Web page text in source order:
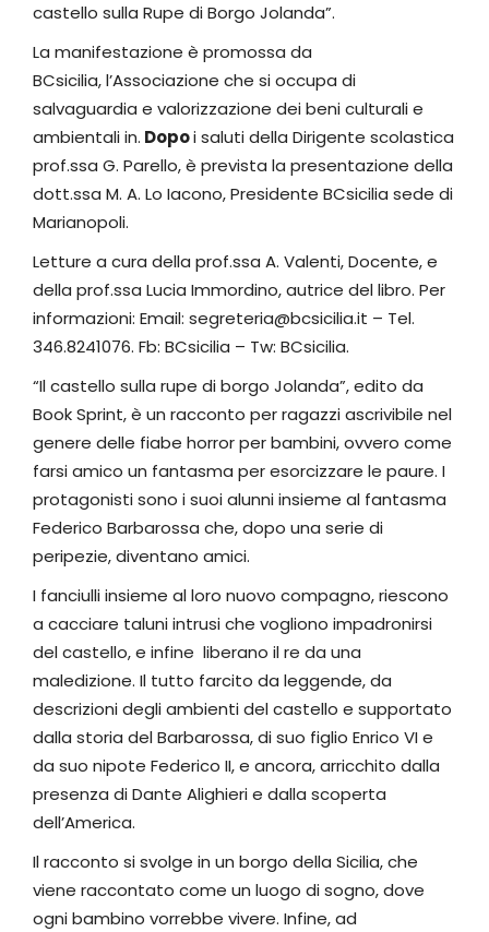
castello sulla Rupe di Borgo Jolanda”.
La manifestazione è promossa da
BCsicilia, l’Associazione che si occupa di
salvaguardia e valorizzazione dei beni culturali e
ambientali in. Dopoi saluti della Dirigente scolastica
prof.ssa G. Parello, è prevista la presentazione della
dott.ssa M. A. Lo Iacono, Presidente BCsicilia sede di
Marianopoli.
Letture a cura della prof.ssa A. Valenti, Docente, e
della prof.ssa Lucia Immordino, autrice del libro. Per
informazioni: Email: segreteria@bcsicilia.it – Tel.
346.8241076. Fb: BCsicilia – Tw: BCsicilia.
“Il castello sulla rupe di borgo Jolanda”, edito da
Book Sprint, è un racconto per ragazzi ascrivibile nel
genere delle fiabe horror per bambini, ovvero come
farsi amico un fantasma per esorcizzare le paure. I
protagonisti sono i suoi alunni insieme al fantasma
Federico Barbarossa che, dopo una serie di
peripezie, diventano amici.
I fanciulli insieme al loro nuovo compagno, riescono
a cacciare taluni intrusi che vogliono impadronirsi
del castello, e infine liberano il re da una
maledizione. Il tutto farcito da leggende, da
descrizioni degli ambienti del castello e supportato
dalla storia del Barbarossa, di suo figlio Enrico VI e
da suo nipote Federico II, e ancora, arricchito dalla
presenza di Dante Alighieri e dalla scoperta
dell’America.
Il racconto si svolge in un borgo della Sicilia, che
viene raccontato come un luogo di sogno, dove
ogni bambino vorrebbe vivere. Infine, ad